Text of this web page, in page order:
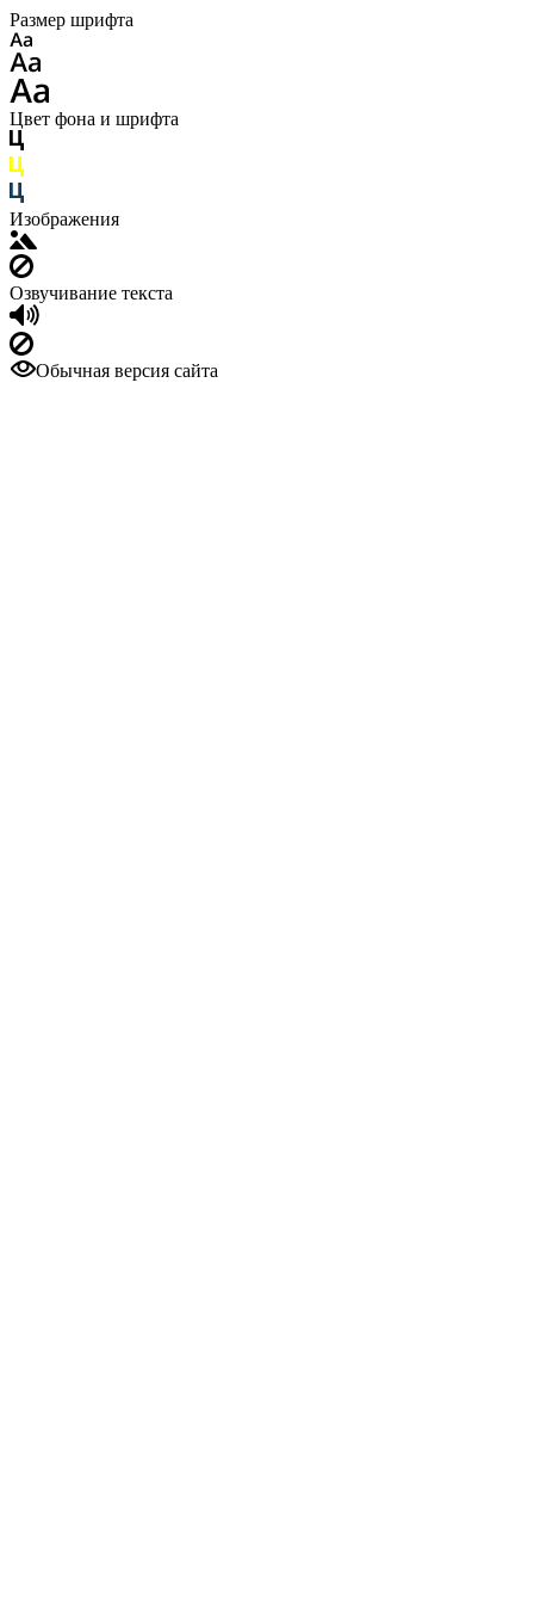
Размер шрифта
Цвет фона и шрифта
Изображения
Озвучивание текста
Обычная версия сайта